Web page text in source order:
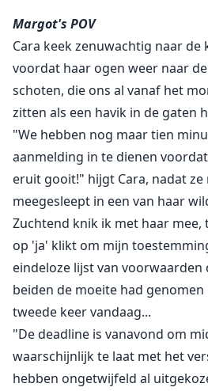
doorgebracht met gevangenen
beveiligde inrichting.
Zonder aarzeling haast Cara
melden.
Hun beloning? Een enkeltje
gevangenis geregeerd door
maffiabazen en mannen die
durven te trotseren...
In het middelpunt van dit alles
Santorelli - een man kouder dan
middernacht en zo dodelijk als
innerlijke woede voedt. Hij weet
misschien wel zijn enige ticket
enige ticket naar wraak op
weten op te sluiten en dus
Margot's POV
Cara keek zenuwachtig naar de
voordat haar ogen weer naar
schoten, die ons al vanaf het
zitten als een havik in de gaten
"We hebben nog maar tien
aanmelding in te dienen
eruit gooit!" hijgt Cara, nadat ze
meegesleept in een van haar
Zuchtend knik ik met haar
op 'ja' klikt om mijn
eindeloze lijst van voorwaarden
beiden de moeite had
tweede keer vandaag...
"De deadline is vanavond om
waarschijnlijk te laat met het
hebben ongetwijfeld al